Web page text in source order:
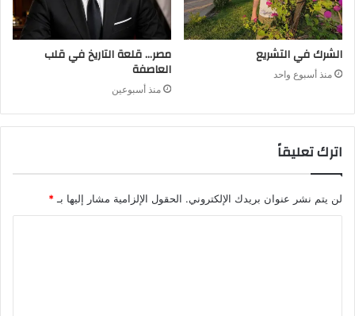
الشرك في التشريع
منذ أسبوع واحد
مصر… قلعة التاريخ في قلب
العاصفة
منذ أسبوعين
اترك تعليقاً
لن يتم نشر عنوان بريدك الإلكتروني. الحقول الإلزامية مشار إليها بـ*